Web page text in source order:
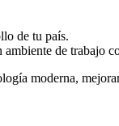
de tu país.
de trabajo
moderna,